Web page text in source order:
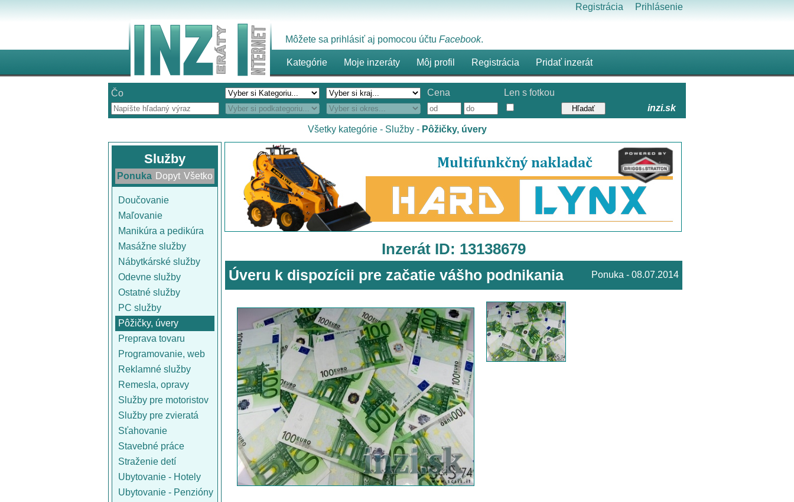
Registrácia Prihlásenie
Môžete sa prihlásiť aj pomocou účtu Facebook.
Kategórie Moje inzeráty Môj profil Registrácia Pridať inzerát
Čo Cena
Len s fotkou
inzi.sk
Všetky kategórie- Služby- Pôžičky, úvery
Služby
Ponuka Dopyt Všetko
Doučovanie
Maľovanie
Manikúra a pedikúra
Masážne služby
Nábytkárské služby
Odevne služby
Ostatné služby
PC služby
Pôžičky, úvery
Preprava tovaru
Programovanie, web
Reklamné služby
Remesla, opravy
Služby pre motoristov
Služby pre zvieratá
Sťahovanie
Stavebné práce
Straženie detí
Ubytovanie - Hotely
Ubytovanie - Penzióny
Inzerát ID: 13138679
Úveru k dispozícii pre začatie vášho podnikania
Ponuka - 08.07.2014